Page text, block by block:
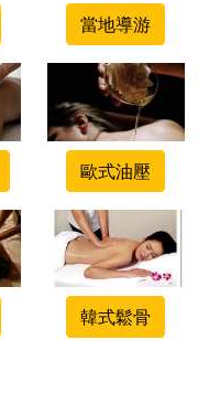
當地導游
500x500
歐式油壓
500x500
韓式鬆骨